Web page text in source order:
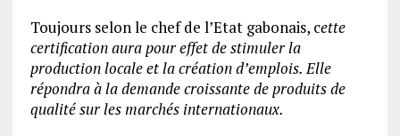
Toujours selon le chef de l’Etat gabonais, cette
certification aura pour effet de stimuler la
production locale et la création d’emplois. Elle
répondra à la demande croissante de produits de
qualité sur les marchés internationaux.